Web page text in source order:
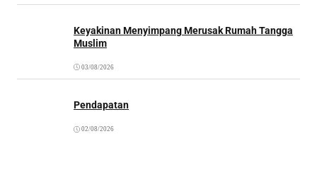
Keyakinan Menyimpang Merusak Rumah Tangga
Muslim
03/08/2026
Pendapatan
02/08/2026